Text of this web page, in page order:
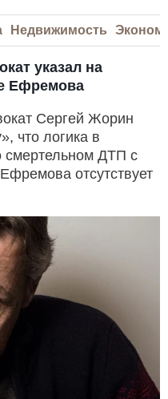
Недвижимость
указал на
Ефремова
Сергей Жорин
что логика в
смертельном ДТП с
отсутствует